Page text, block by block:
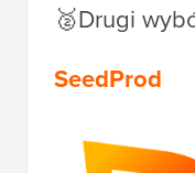
🥈Drugi
SeedProd